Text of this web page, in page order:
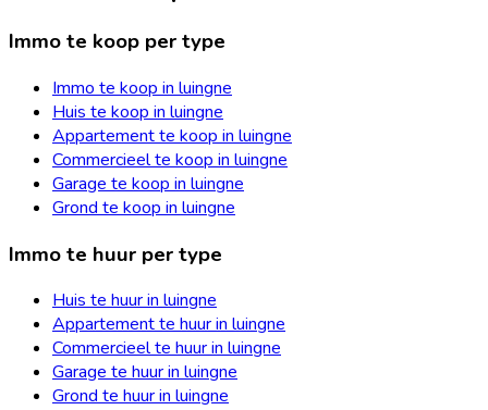
Immo te koop per type
Immo te koop in luingne
Huis te koop in luingne
Appartement te koop in luingne
Commercieel te koop in luingne
Garage te koop in luingne
Grond te koop in luingne
Immo te huur per type
Huis te huur in luingne
Appartement te huur in luingne
Commercieel te huur in luingne
Garage te huur in luingne
Grond te huur in luingne